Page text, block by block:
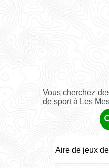
Vous cherchez
de sport à Les
Aire de jeux